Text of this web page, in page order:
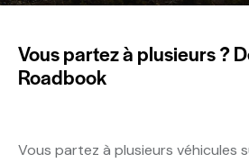
Vous partez à plusieurs ?
Roadbook
Vous partez à plusieurs véhicules